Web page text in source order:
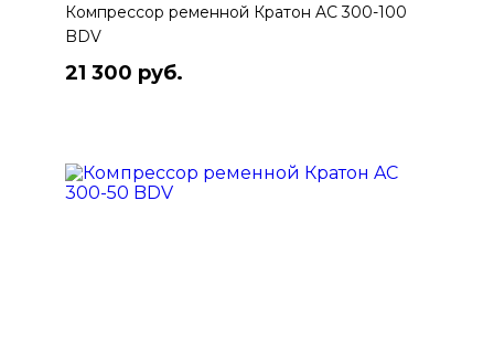
Компрессор ременной Кратон AC 300-100
BDV
21 300 руб.